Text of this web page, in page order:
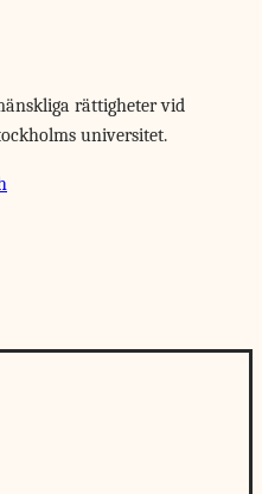
rättigheter vid
universitet.